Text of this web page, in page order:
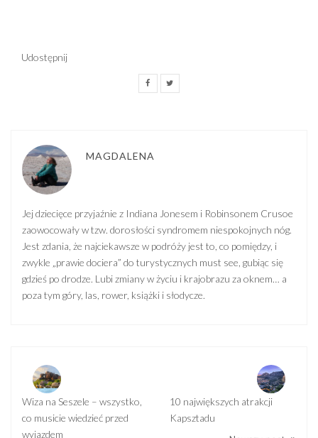
Udostępnij
MAGDALENA
Jej dziecięce przyjaźnie z Indiana Jonesem i Robinsonem Crusoe
zaowocowały w tzw. dorosłości syndromem niespokojnych nóg.
Jest zdania, że najciekawsze w podróży jest to, co pomiędzy, i
zwykle „prawie dociera” do turystycznych must see, gubiąc się
gdzieś po drodze. Lubi zmiany w życiu i krajobrazu za oknem… a
poza tym góry, las, rower, książki i słodycze.
Wiza na Seszele – wszystko,
co musicie wiedzieć przed
wyjazdem
10 największych atrakcji
Kapsztadu